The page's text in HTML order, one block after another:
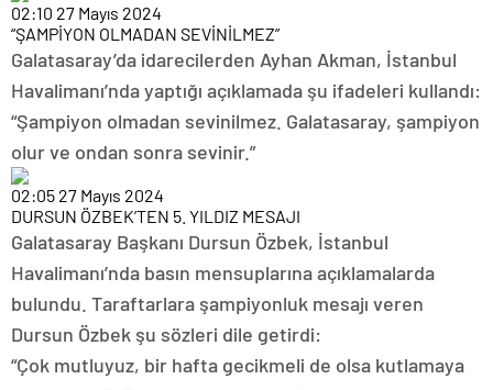
02:10 27 Mayıs 2024
“ŞAMPİYON OLMADAN SEVİNİLMEZ”
Galatasaray’da idarecilerden Ayhan Akman, İstanbul
Havalimanı’nda yaptığı açıklamada şu ifadeleri kullandı:
“Şampiyon olmadan sevinilmez. Galatasaray, şampiyon
olur ve ondan sonra sevinir.”
02:05 27 Mayıs 2024
DURSUN ÖZBEK’TEN 5. YILDIZ MESAJI
Galatasaray Başkanı Dursun Özbek, İstanbul
Havalimanı’nda basın mensuplarına açıklamalarda
bulundu. Taraftarlara şampiyonluk mesajı veren
Dursun Özbek şu sözleri dile getirdi:
“Çok mutluyuz, bir hafta gecikmeli de olsa kutlamaya